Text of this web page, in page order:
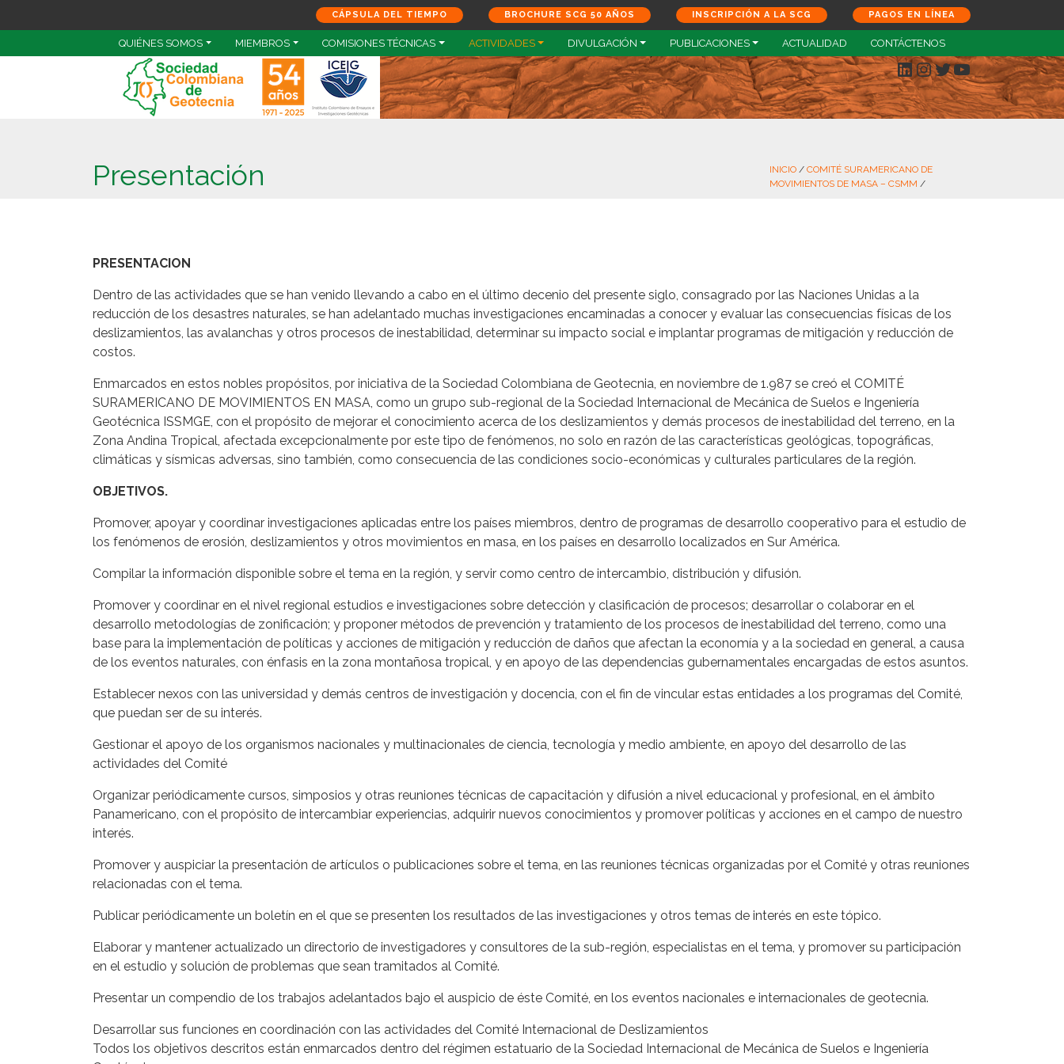
CÁPSULA DEL TIEMPO BROCHURE SCG 50 AÑOS INSCRIPCIÓN A LA SCG PAGOS EN LÍNEA
QUIÉNES SOMOS MIEMBROS COMISIONES TÉCNICAS ACTIVIDADES DIVULGACIÓN PUBLICACIONES ACTUALIDAD CONTÁCTENOS
LinkedIn
Instagram
Twitter
YouTube
Presentación INICIO / COMITÉ SURAMERICANO DE
MOVIMIENTOS DE MASA – CSMM /
PRESENTACION
Dentro de las actividades que se han venido llevando a cabo en el último decenio del presente siglo, consagrado por las Naciones Unidas a la
reducción de los desastres naturales, se han adelantado muchas investigaciones encaminadas a conocer y evaluar las consecuencias físicas de los
deslizamientos, las avalanchas y otros procesos de inestabilidad, determinar su impacto social e implantar programas de mitigación y reducción de
costos.
Enmarcados en estos nobles propósitos, por iniciativa de la Sociedad Colombiana de Geotecnia, en noviembre de 1.987 se creó el COMITÉ
SURAMERICANO DE MOVIMIENTOS EN MASA, como un grupo sub-regional de la Sociedad Internacional de Mecánica de Suelos e Ingeniería
Geotécnica ISSMGE, con el propósito de mejorar el conocimiento acerca de los deslizamientos y demás procesos de inestabilidad del terreno, en la
Zona Andina Tropical, afectada excepcionalmente por este tipo de fenómenos, no solo en razón de las características geológicas, topográficas,
climáticas y sísmicas adversas, sino también, como consecuencia de las condiciones socio-económicas y culturales particulares de la región.
OBJETIVOS.
Promover, apoyar y coordinar investigaciones aplicadas entre los países miembros, dentro de programas de desarrollo cooperativo para el estudio de
los fenómenos de erosión, deslizamientos y otros movimientos en masa, en los países en desarrollo localizados en Sur América.
Compilar la información disponible sobre el tema en la región, y servir como centro de intercambio, distribución y difusión.
Promover y coordinar en el nivel regional estudios e investigaciones sobre detección y clasificación de procesos; desarrollar o colaborar en el
desarrollo metodologías de zonificación; y proponer métodos de prevención y tratamiento de los procesos de inestabilidad del terreno, como una
base para la implementación de políticas y acciones de mitigación y reducción de daños que afectan la economía y a la sociedad en general, a causa
de los eventos naturales, con énfasis en la zona montañosa tropical, y en apoyo de las dependencias gubernamentales encargadas de estos asuntos.
Establecer nexos con las universidad y demás centros de investigación y docencia, con el fin de vincular estas entidades a los programas del Comité,
que puedan ser de su interés.
Gestionar el apoyo de los organismos nacionales y multinacionales de ciencia, tecnología y medio ambiente, en apoyo del desarrollo de las
actividades del Comité
Organizar periódicamente cursos, simposios y otras reuniones técnicas de capacitación y difusión a nivel educacional y profesional, en el ámbito
Panamericano, con el propósito de intercambiar experiencias, adquirir nuevos conocimientos y promover políticas y acciones en el campo de nuestro
interés.
Promover y auspiciar la presentación de artículos o publicaciones sobre el tema, en las reuniones técnicas organizadas por el Comité y otras reuniones
relacionadas con el tema.
Publicar periódicamente un boletín en el que se presenten los resultados de las investigaciones y otros temas de interés en este tópico.
Elaborar y mantener actualizado un directorio de investigadores y consultores de la sub-región, especialistas en el tema, y promover su participación
en el estudio y solución de problemas que sean tramitados al Comité.
Presentar un compendio de los trabajos adelantados bajo el auspicio de éste Comité, en los eventos nacionales e internacionales de geotecnia.
Desarrollar sus funciones en coordinación con las actividades del Comité Internacional de Deslizamientos
Todos los objetivos descritos están enmarcados dentro del régimen estatuario de la Sociedad Internacional de Mecánica de Suelos e Ingeniería